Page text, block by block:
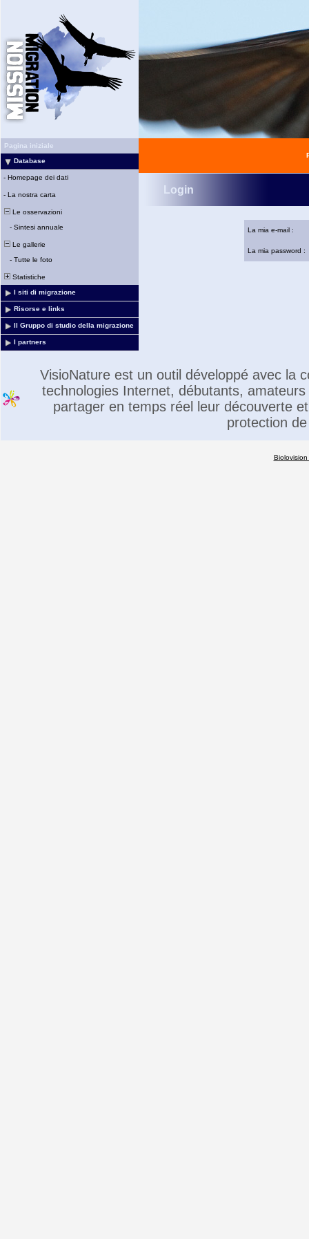
Pagina iniziale
Database
- Homepage dei dati
- La nostra carta
Le osservazioni
- Sintesi annuale
Le gallerie
- Tutte le foto
Statistiche
I siti di migrazione
Risorse e links
Il Gruppo di studio della migrazione
I partners
Login
La mia e-mail :
La mia password :
VisioNature est un outil développé avec la
technologies Internet, débutants,
partager en temps réel leur découverte
protection
Biolovision